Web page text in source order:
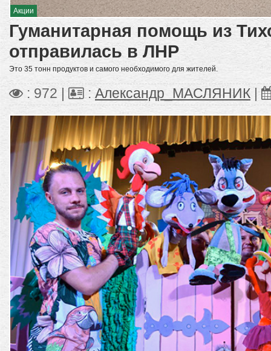
Акции
Гуманитарная помощь из
отправилась в ЛНР
Это 35 тонн продуктов и самого необходимого для жителей.
: 972 | : Александр_МАСЛЯНИК